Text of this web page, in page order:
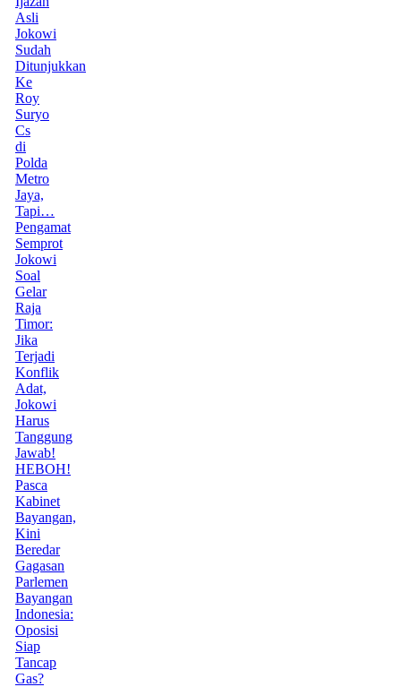
Asli
Jokowi
Sudah
Ditunjukkan
Ke
Roy
Suryo
Cs
di
Polda
Metro
Jaya,
Tapi…
Pengamat
Semprot
Jokowi
Soal
Gelar
Raja
Timor:
Jika
Terjadi
Konflik
Adat,
Jokowi
Harus
Tanggung
Jawab!
HEBOH!
Pasca
Kabinet
Bayangan,
Kini
Beredar
Gagasan
Parlemen
Bayangan
Indonesia:
Oposisi
Siap
Tancap
Gas?